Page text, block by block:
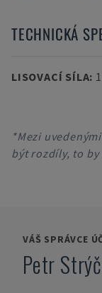
TECHNICKÁ
LISOVACÍ SÍLA:
*Mezi
být rozdíly, to
VÁŠ SPRÁVCE
Petr